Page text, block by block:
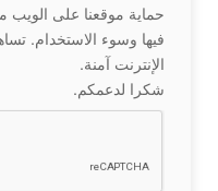
حماية موقعنا على الويب
فيها وسوء الاستخدام.
الإنترنت آمنة.
شكرا لدعمكم.